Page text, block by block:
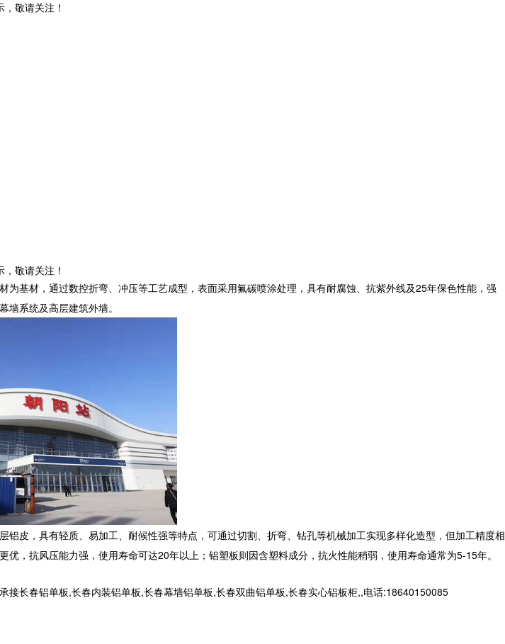
敬请关注！
敬请关注！
为基材，通过数控折弯、冲压等工艺成型，表面采用氟碳喷涂处理，具有耐腐蚀、抗紫外线及25年保色性能，强
系统及高层建筑外墙。
皮，具有轻质、易加工、耐候性强等特点，可通过切割、折弯、钻孔等机械加工实现多样化造型，但加工精度相
优，抗风压能力强，使用寿命可达20年以上；铝塑板则因含塑料成分，抗火性能稍弱，使用寿命通常为5-15年。
长春铝单板,长春内装铝单板,长春幕墙铝单板,长春双曲铝单板,长春实心铝板柜,,电话:18640150085